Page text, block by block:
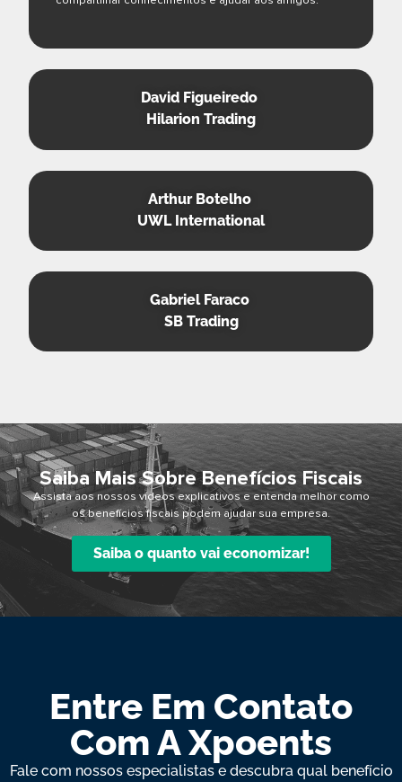
David Figueiredo
Hilarion Trading
Arthur Botelho
UWL International
Gabriel Faraco
SB Trading
Saiba Mais Sobre Benefícios Fiscais
Assista aos nossos vídeos explicativos e entenda melhor como
os benefícios fiscais podem ajudar sua empresa.
Saiba o quanto vai economizar!
Entre Em Contato
Com A Xpoents
Fale com nossos especialistas e descubra qual benefício